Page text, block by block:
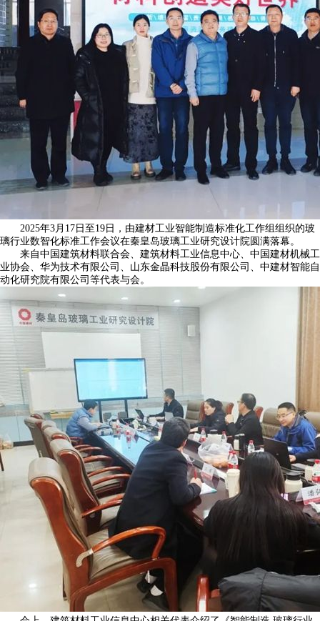
2025年3月17日至19日，由建材工业智能制造标准化工作组组织的玻
璃行业数智化标准工作会议在秦皇岛玻璃工业研究设计院圆满落幕。
来自中国建筑材料联合会、建筑材料工业信息中心、中国建材机械工
业协会、华为技术有限公司、山东金晶科技股份有限公司、中建材智能自
动化研究院有限公司等代表与会。